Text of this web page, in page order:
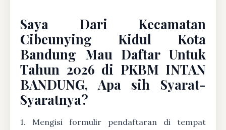
Saya Dari Kecamatan
Cibeunying Kidul Kota
Bandung Mau Daftar Untuk
Tahun 2026 di PKBM INTAN
BANDUNG, Apa sih Syarat-
Syaratnya?
1. Mengisi formulir pendaftaran di tempat